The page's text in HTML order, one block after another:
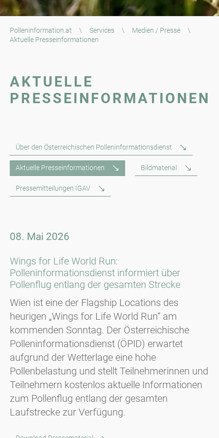
Polleninformation.at \ Services \ Medien / Presse
\
Aktuelle Presseinformationen
AKTUELLE
PRESSEINFORMATIONEN
Über den Österreichischen Polleninformationsdienst
Aktuelle Presseinformationen Bildmaterial
Pressemitteilungen IGAV
08. Mai 2026
Wings for Life World Run:
Polleninformationsdienst informiert über
Pollenflug entlang der gesamten Strecke
Wien ist eine der Flagship Locations des
heurigen „Wings for Life World Run“ am
kommenden Sonntag. Der Österreichische
Polleninformationsdienst (ÖPID) erwartet
aufgrund der Wetterlage eine hohe
Pollenbelastung und stellt Teilnehmerinnen und
Teilnehmern kostenlos aktuelle Informationen
zum Pollenflug entlang der gesamten
Laufstrecke zur Verfügung.